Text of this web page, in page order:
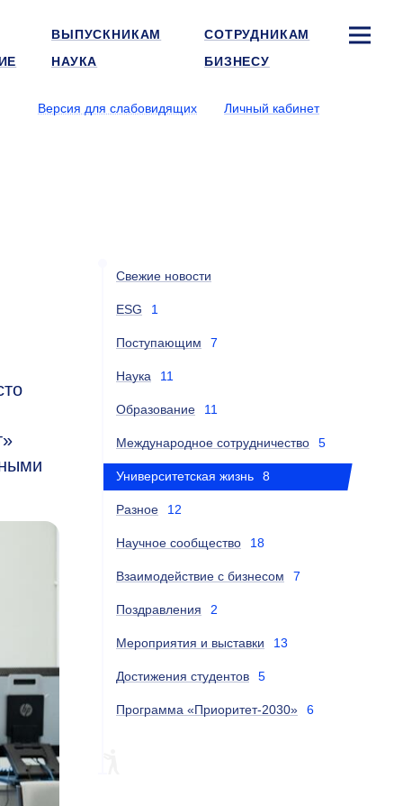
ВЫПУСКНИКАМ
СОТРУДНИКАМ
НАУКА БИЗНЕСУ
Версия для слабовидящих Личный кабинет
Свежие новости
ESG 1
Поступающим 7
Наука 11
Образование 11
Международное сотрудничество 5
Университетская жизнь 8
Разное 12
Научное сообщество 18
Взаимодействие с бизнесом 7
Поздравления 2
Мероприятия и выставки 13
Достижения студентов 5
Программа «Приоритет-2030» 6